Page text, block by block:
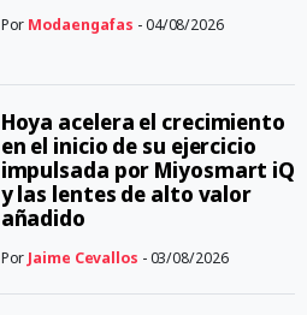
Por Modaengafas - 04/08/2026
Hoya acelera el crecimiento
en el inicio de su ejercicio
impulsada por Miyosmart iQ
y las lentes de alto valor
añadido
Por Jaime Cevallos - 03/08/2026